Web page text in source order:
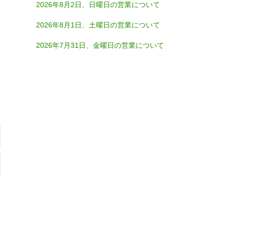
2026年8月2日、日曜日の営業について
2026年8月1日、土曜日の営業について
2026年7月31日、金曜日の営業について